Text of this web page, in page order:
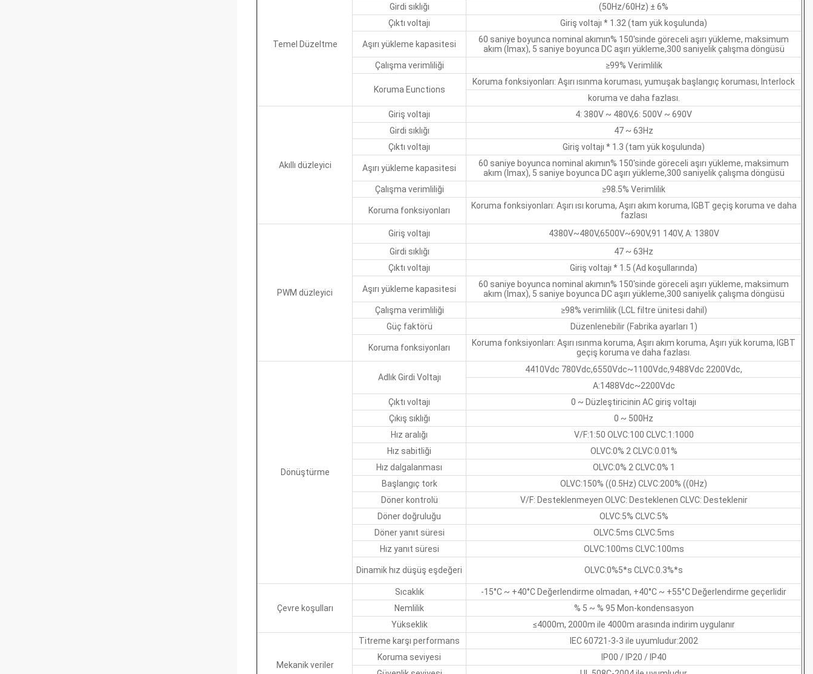
Temel Düzeltme
Girdi sıklığı
(50Hz/60Hz) ± 6%
Çıktı voltajı
Giriş voltajı * 1.32 (tam yük koşulunda)
Aşırı yükleme kapasitesi
60 saniye boyunca nominal akımın% 150'sinde göreceli aşırı yükleme, maksimum
akım (Imax), 5 saniye boyunca DC aşırı yükleme,300 saniyelik çalışma döngüsü
Çalışma verimliliği
≥99% Verimlilik
Koruma Eunctions
Koruma fonksiyonları: Aşırı ısınma koruması, yumuşak başlangıç koruması, Interlock
koruma ve daha fazlası.
Akıllı düzleyici
Giriş voltajı
4: 380V ~ 480V,6: 500V ~ 690V
Girdi sıklığı
47 ~ 63Hz
Çıktı voltajı
Giriş voltajı * 1.3 (tam yük koşulunda)
Aşırı yükleme kapasitesi
60 saniye boyunca nominal akımın% 150'sinde göreceli aşırı yükleme, maksimum
akım (Imax), 5 saniye boyunca DC aşırı yükleme,300 saniyelik çalışma döngüsü
Çalışma verimliliği
≥98.5% Verimlilik
Koruma fonksiyonları
Koruma fonksiyonları: Aşırı ısı koruma, Aşırı akım koruma, IGBT geçiş koruma ve daha
fazlası
PWM düzleyici
Giriş voltajı
4380V~480V,6500V~690V,91 140V, A: 1380V
Girdi sıklığı
47 ~ 63Hz
Çıktı voltajı
Giriş voltajı * 1.5 (Ad koşullarında)
Aşırı yükleme kapasitesi
60 saniye boyunca nominal akımın% 150'sinde göreceli aşırı yükleme, maksimum
akım (Imax), 5 saniye boyunca DC aşırı yükleme,300 saniyelik çalışma döngüsü
Çalışma verimliliği
≥98% verimlilik (LCL filtre ünitesi dahil)
Güç faktörü
Düzenlenebilir (Fabrika ayarları 1)
Koruma fonksiyonları
Koruma fonksiyonları: Aşırı ısınma koruma, Aşırı akım koruma, Aşırı yük koruma, IGBT
geçiş koruma ve daha fazlası.
Dönüştürme
Adlık Girdi Voltajı
4410Vdc 780Vdc,6550Vdc~1100Vdc,9488Vdc 2200Vdc,
A:1488Vdc~2200Vdc
Çıktı voltajı
0 ~ Düzleştiricinin AC giriş voltajı
Çıkış sıklığı
0 ~ 500Hz
Hız aralığı
V/F:1:50 OLVC:100 CLVC:1:1000
Hız sabitliği
OLVC:0% 2 CLVC:0.01%
Hız dalgalanması
OLVC:0% 2 CLVC:0% 1
Başlangıç tork
OLVC:150% ((0.5Hz) CLVC:200% ((0Hz)
Döner kontrolü
V/F: Desteklenmeyen OLVC: Desteklenen CLVC: Desteklenir
Döner doğruluğu
OLVC:5% CLVC:5%
Döner yanıt süresi
OLVC:5ms CLVC:5ms
Hız yanıt süresi
OLVC:100ms CLVC:100ms
Dinamik hız düşüş eşdeğeri OLVC:0%5*s CLVC:0.3%*s
Çevre koşulları
Sıcaklık
-15°C ~ +40°C Değerlendirme olmadan, +40°C ~ +55°C Değerlendirme geçerlidir
Nemlilik
% 5 ~ % 95 Mon-kondensasyon
Yükseklik
≤4000m, 2000m ile 4000m arasında indirim uygulanır
Mekanik veriler
Titreme karşı performans
IEC 60721-3-3 ile uyumludur:2002
Koruma seviyesi
IP00 / IP20 / IP40